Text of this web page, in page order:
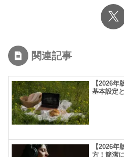
関連記事
【2026
基本設定
【2026
方！簡潔